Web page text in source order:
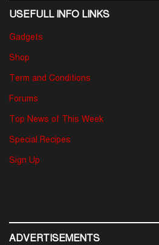
USEFULL INFO LINKS
Gadgets
Shop
Term and Conditions
Forums
Top News of This Week
Special Recipes
Sign Up
ADVERTISEMENTS